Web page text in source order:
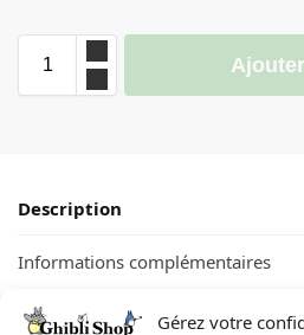
Gérez votre
Description
Informations complémentaires
Avis